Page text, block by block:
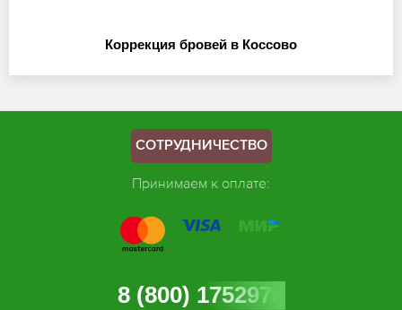
Коррекция бровей в Коссово
СОТРУДНИЧЕСТВО
Принимаем к оплате:
8 (800) 1752978